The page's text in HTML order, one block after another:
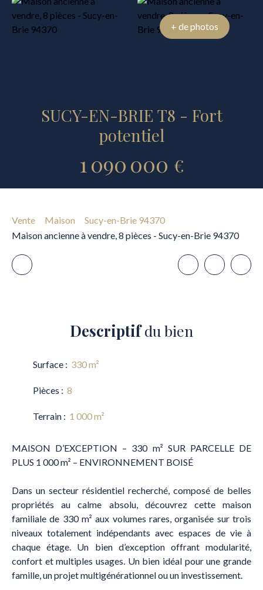
+ de photos
SUCY-EN-BRIE T8 - Fort
potentiel
1 090 000 €
Vente Maison
Sucy-en-Brie 94370
Maison ancienne à vendre, 8 pièces - Sucy-en-Brie 94370
Descriptifdu bien
Surface : 330m²
Pièces : 8
Terrain : 1 000m²
MAISON D’EXCEPTION – 330 m² SUR PARCELLE DE
PLUS 1 000 m² – ENVIRONNEMENT BOISÉ
Dans un secteur résidentiel recherché, composé de belles
propriétés au calme absolu, découvrez cette maison
familiale de 330 m² aux volumes rares, organisée sur trois
niveaux totalement indépendants avec espaces de vie à
chaque étage. Un bien d’exception offrant modularité,
confort et multiples usages. Un bien idéal pour une grande
famille, un projet multigénérationnel ou un investissement.